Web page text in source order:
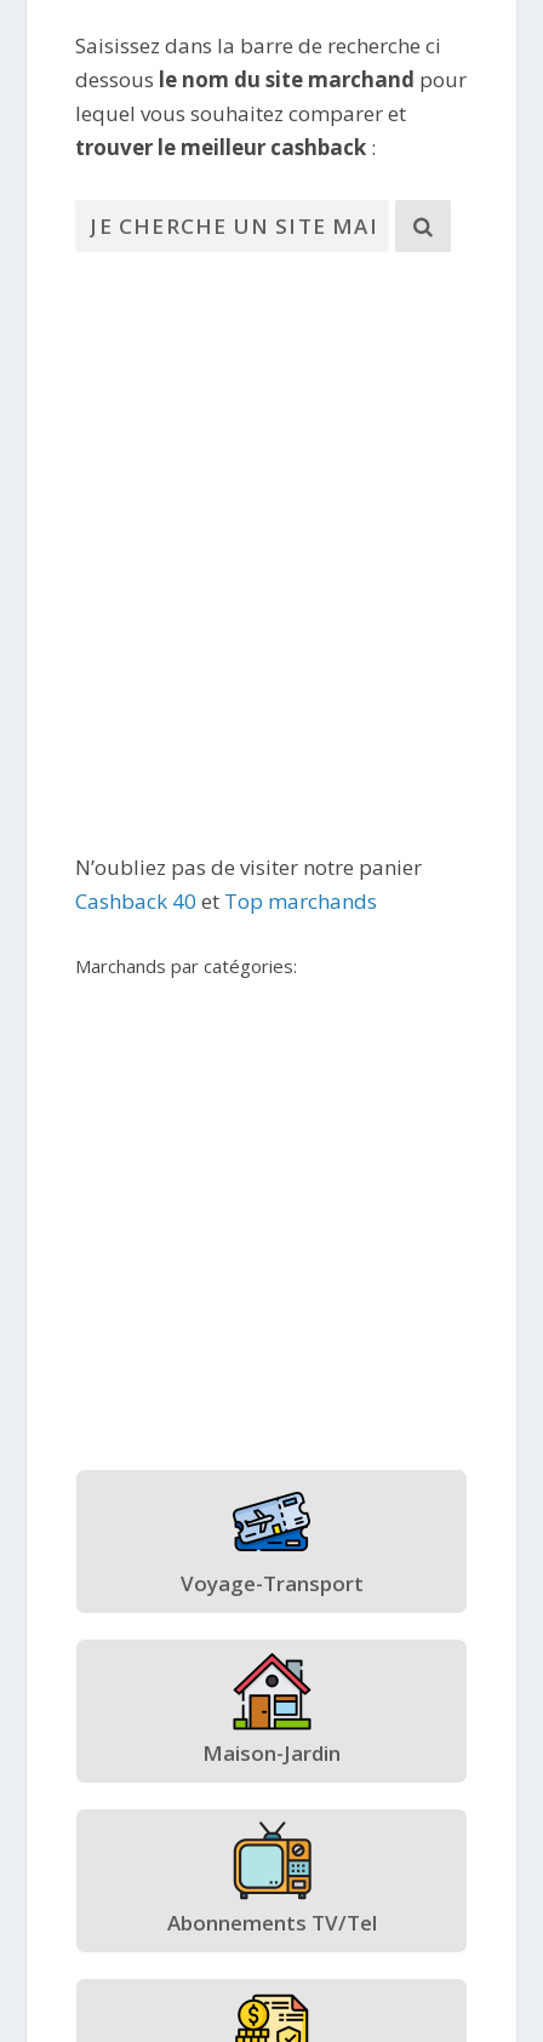
Saisissez dans la barre de recherche ci
dessous le nom du site marchand pour
lequel vous souhaitez comparer et
trouver le meilleur cashback :
N’oubliez pas de visiter notre panier
Cashback 40 et Top marchands
Marchands par catégories:
Voyage-Transport
Maison-Jardin
Abonnements TV/Tel